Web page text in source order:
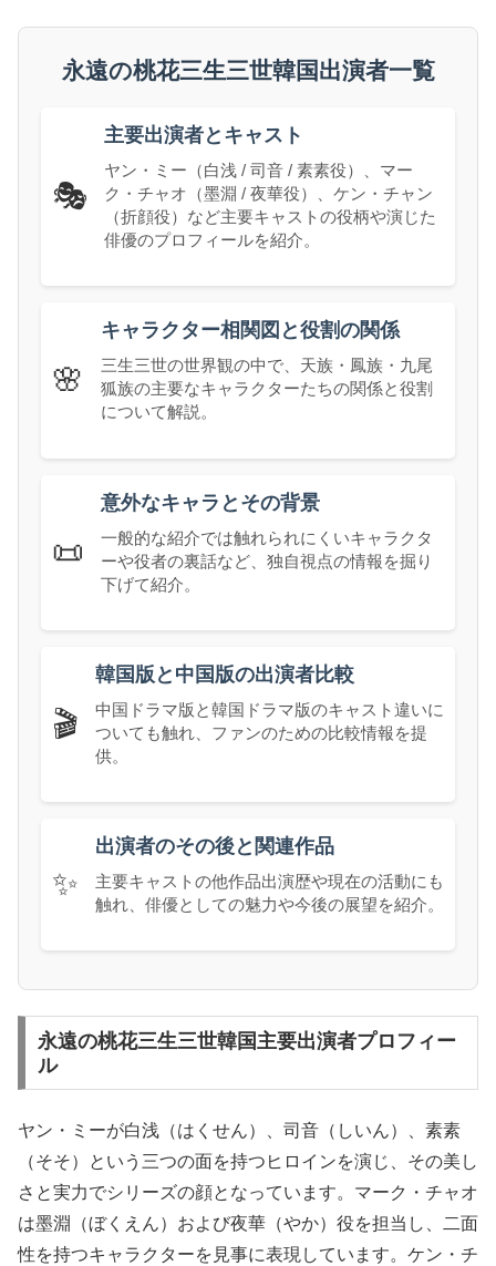
永遠の桃花三生三世韓国出演者一覧
🎭
主要出演者とキャスト
ヤン・ミー（白浅 / 司音 / 素素役）、マー
ク・チャオ（墨淵 / 夜華役）、ケン・チャン
（折顔役）など主要キャストの役柄や演じた
俳優のプロフィールを紹介。
🌸
キャラクター相関図と役割の関係
三生三世の世界観の中で、天族・鳳族・九尾
狐族の主要なキャラクターたちの関係と役割
について解説。
📜
意外なキャラとその背景
一般的な紹介では触れられにくいキャラクタ
ーや役者の裏話など、独自視点の情報を掘り
下げて紹介。
🎬
韓国版と中国版の出演者比較
中国ドラマ版と韓国ドラマ版のキャスト違いに
ついても触れ、ファンのための比較情報を提
供。
✨
出演者のその後と関連作品
主要キャストの他作品出演歴や現在の活動にも
触れ、俳優としての魅力や今後の展望を紹介。
永遠の桃花三生三世韓国主要出演者プロフィー
ル
ヤン・ミーが白浅（はくせん）、司音（しいん）、素素
（そそ）という三つの面を持つヒロインを演じ、その美し
さと実力でシリーズの顔となっています。マーク・チャオ
は墨淵（ぼくえん）および夜華（やか）役を担当し、二面
性を持つキャラクターを見事に表現しています。ケン・チ